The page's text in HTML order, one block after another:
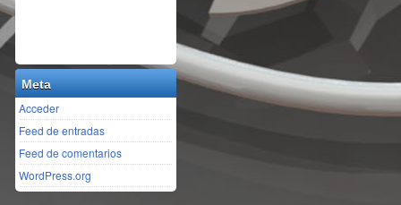
Meta
Acceder
Feed de entradas
Feed de comentarios
WordPress.org